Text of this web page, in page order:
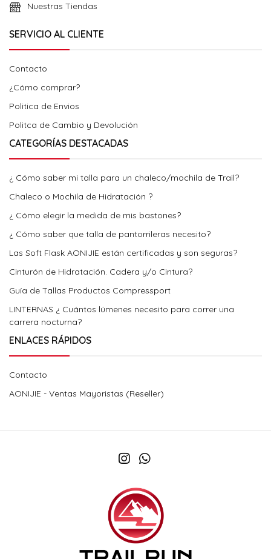
Nuestras Tiendas
SERVICIO AL CLIENTE
Contacto
¿Cómo comprar?
Politica de Envios
Politca de Cambio y Devolución
CATEGORÍAS DESTACADAS
¿ Cómo saber mi talla para un chaleco/mochila de Trail?
Chaleco o Mochila de Hidratación ?
¿ Cómo elegir la medida de mis bastones?
¿ Cómo saber que talla de pantorrileras necesito?
Las Soft Flask AONIJIE están certificadas y son seguras?
Cinturón de Hidratación. Cadera y/o Cintura?
Guía de Tallas Productos Compressport
LINTERNAS ¿ Cuántos lúmenes necesito para correr una
carrera nocturna?
ENLACES RÁPIDOS
Contacto
AONIJIE - Ventas Mayoristas (Reseller)